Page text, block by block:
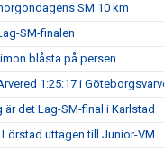
SM 10 km
SM-finalen
blåsta på persen
1:25:17 i
är det Lag-SM-final i Karlstad
uttagen till Junior-VM